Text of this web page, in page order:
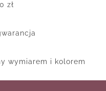
zł
wymiarem i kolorem